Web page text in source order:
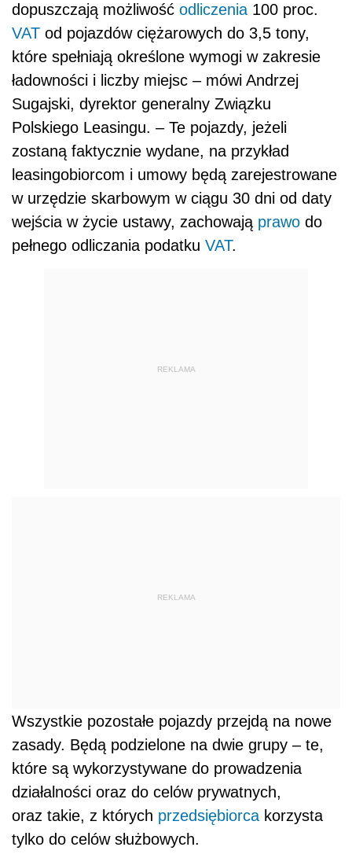
dopuszczają możliwość odliczenia 100 proc.
VAT od pojazdów ciężarowych do 3,5 tony,
które spełniają określone wymogi w zakresie
ładowności i liczby miejsc – mówi Andrzej
Sugajski, dyrektor generalny Związku
Polskiego Leasingu. – Te pojazdy, jeżeli
zostaną faktycznie wydane, na przykład
leasingobiorcom i umowy będą zarejestrowane
w urzędzie skarbowym w ciągu 30 dni od daty
wejścia w życie ustawy, zachowają prawo do
pełnego odliczania podatku VAT.
REKLAMA
REKLAMA
Wszystkie pozostałe pojazdy przejdą na nowe
zasady. Będą podzielone na dwie grupy – te,
które są wykorzystywane do prowadzenia
działalności oraz do celów prywatnych,
oraz takie, z których przedsiębiorca korzysta
tylko do celów służbowych.